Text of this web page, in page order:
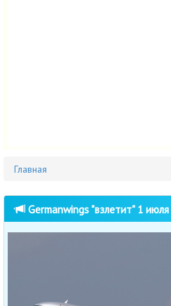
Главная
Germanwings "взлетит" 1 июля